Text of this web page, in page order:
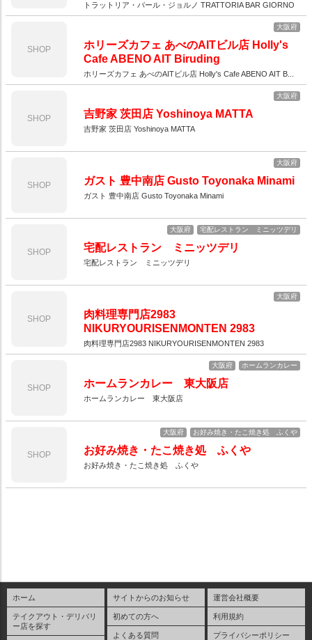
トラットリア・バール・ジョルノ TRATTORIA BAR GIORNO
SHOP
大阪府
ホリーズカフェ あべのAITビル店 Holly's
Cafe ABENO AIT Biruding
ホリーズカフェ あべのAITビル店 Holly's Cafe ABENO AIT B...
SHOP
大阪府
吉野家 茨田店 Yoshinoya MATTA
吉野家 茨田店 Yoshinoya MATTA
SHOP
大阪府
ガスト 豊中南店 Gusto Toyonaka Minami
ガスト 豊中南店 Gusto Toyonaka Minami
SHOP
大阪府 宅配レストラン ミニッツデリ
宅配レストラン ミニッツデリ
宅配レストラン ミニッツデリ
SHOP
大阪府
肉料理専門店2983
NIKURYOURISENMONTEN 2983
肉料理専門店2983 NIKURYOURISENMONTEN 2983
SHOP
大阪府 ホームランカレー
ホームランカレー 東大阪店
ホームランカレー 東大阪店
SHOP
大阪府 お好み焼き・たこ焼き処 ふくや
お好み焼き・たこ焼き処 ふくや
お好み焼き・たこ焼き処 ふくや
ホーム
テイクアウト・デリバリ
ー店を探す
サイトからのお知らせ
初めての方へ
よくある質問
運営会社概要
利用規約
プライバシーポリシー